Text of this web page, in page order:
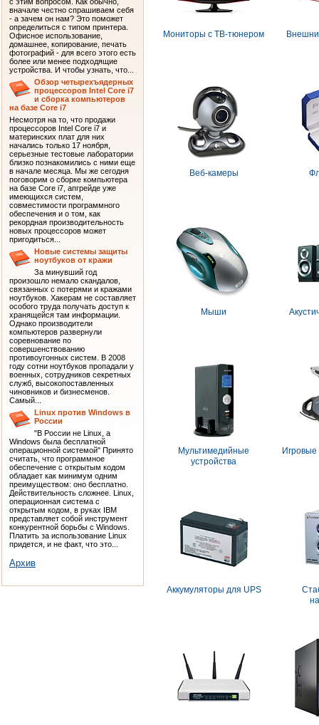
Мониторы с ТВ-тюнером
Веб-камеры
Мыши
Мультимедийные
устройства
Аккумуляторы для UPS
вначале честно спрашиваем себя
- а зачем он нам? Это поможет
определиться с типом принтера.
Офисное использование,
домашнее, копирование, печать
фотографий - для всего этого есть
более или менее подходящие
устройства. И чтобы узнать, что...
Обзор четырехъядерных
процессоров Intel Core i7
и сборка компьютеров
на базе Core i7
Несмотря на то, что продажи
процессоров Intel Core i7 и
материнских плат для них
начались только 17 ноября,
серьезные тестовые лаборатории
близко познакомились с ними еще
в начале месяца. Мы же сегодня
поговорим о сборке компьютера
на базе Core i7, апгрейде уже
имеющихся систем,
совместимости программного
обеспечения и о том, как
рекордная производительность
новых процессоров может
пригодиться...
Новые системы защиты
ноутбуков от кражи
За минувший год
произошло немало скандалов,
связанных с потерями и кражами
ноутбуков. Хакерам не составляет
особого труда получать доступ к
хранящейся там информации.
Однако производители
компьютеров развернули
соревнование по
совершенствованию
противоугонных систем. В 2008
году сотни ноутбуков пропадали у
военных, сотрудников секретных
служб, высокопоставленных
чиновников и бизнесменов.
Самый...
Linux против Windows в
России
"В России не Linux, а
Windows была бесплатной
операционной системой" Принято
считать, что программное
обеспечение с открытым кодом
обладает как минимум одним
преимуществом: оно бесплатно.
Действительность сложнее. Linux,
операционная система с
открытым кодом, в руках IBM
представляет собой инструмент
конкурентной борьбы с Windows.
Платить за использование Linux
придется, и не факт, что это...
Архив